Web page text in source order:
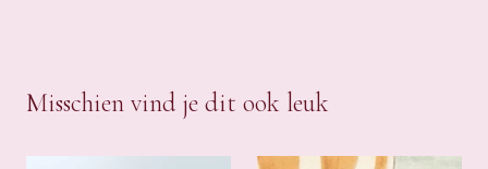
Misschien vind je dit ook leuk